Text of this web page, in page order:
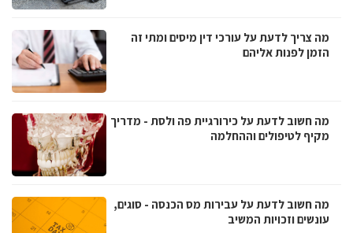
מה צריך לדעת על עורכי דין מיסים ומתי זה
הזמן לפנות אליהם
מה חשוב לדעת על כירורגיית פה ולסת - מדריך
מקיף לטיפולים וההחלמה
מה חשוב לדעת על עבירות מס הכנסה - סוגים,
עונשים וזכויות המשיב